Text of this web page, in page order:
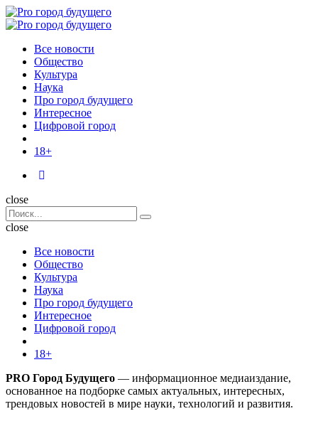
Menu
Поиск
Menu
Pro
Все новости
Общество
Культура
Наука
Про город будущего
Интересное
Цифровой город
18+
Поиск
close
Search
for:
Поиск
close
Все новости
Общество
Культура
Наука
Про город будущего
Интересное
Цифровой город
18+
PRO Город Будущего — информационное медиаиздание,
основанное на подборке самых актуальных, интересных,
трендовых новостей в мире науки, технологий и развития.